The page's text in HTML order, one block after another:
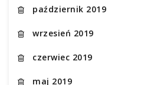
październik 2019
wrzesień 2019
czerwiec 2019
maj 2019